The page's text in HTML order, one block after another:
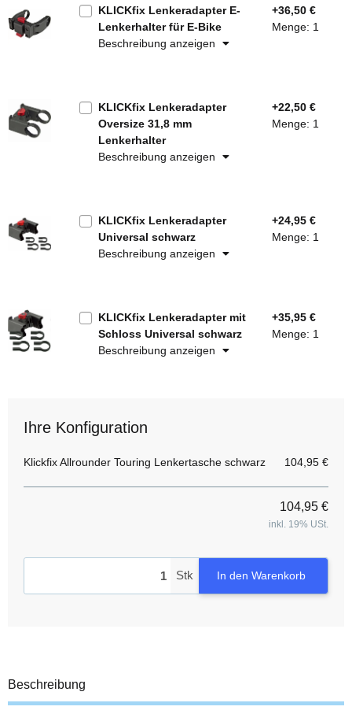
KLICKfix Lenkeradapter E-
Lenkerhalter für E-Bike
Beschreibung anzeigen
+36,50 €
Menge: 1
KLICKfix Lenkeradapter
Oversize 31,8 mm
Lenkerhalter
Beschreibung anzeigen
+22,50 €
Menge: 1
KLICKfix Lenkeradapter
Universal schwarz
Beschreibung anzeigen
+24,95 €
Menge: 1
KLICKfix Lenkeradapter mit
Schloss Universal schwarz
Beschreibung anzeigen
+35,95 €
Menge: 1
Ihre Konfiguration
Klickfix Allrounder Touring Lenkertasche schwarz 104,95 €
104,95 €
inkl. 19% USt.
Stk In den Warenkorb
Beschreibung